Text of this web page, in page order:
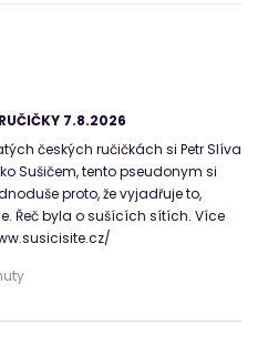
7.8.2026
českých ručičkách si Petr Slíva
Sušičem, tento pseudonym si
proto, že vyjadřuje to,
Řeč byla o sušících sítích. Více